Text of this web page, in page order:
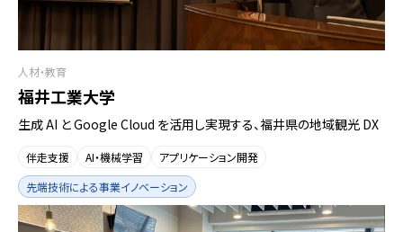
人材・教育
福井工業大学
生成 AI と Google Cloud を活用し実現する、福井県の地域観光 DX
伴走支援 AI・機械学習
アプリケーション開発
先端技術による事業イノベーション